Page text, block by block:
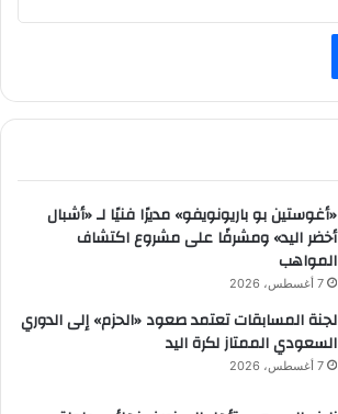
«أغوستين بو باريونويفو» مديرًا فنيًا لـ «أشبال
أخضر اليد» ومشرفًا على مشروع اكتشاف
المواهب
7 أغسطس، 2026
لجنة المسابقات تعتمد صعود «الحزم» إلى الدوري
السعودي الممتاز لكرة اليد
7 أغسطس، 2026